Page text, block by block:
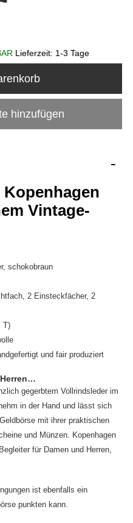
Lieferzeit: 1-3 Tage
hinzufügen
-
Vintage-
schokobraun
2 Einsteckfächer, 2
T)
und fair produziert
gegerbtem Vollrindsleder im
in der Hand und lässt sich
mit ihrer praktischen
und Münzen. Kopenhagen
für Damen und Herren,
ist ebenfalls ein
punkten kann.